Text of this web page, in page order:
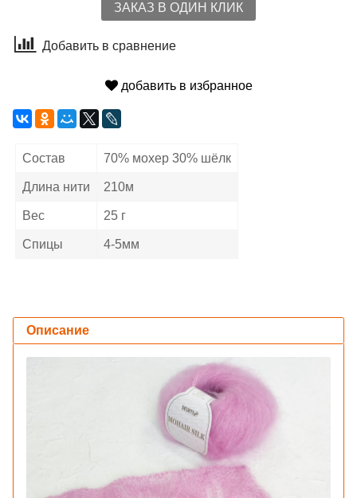
ЗАКАЗ В ОДИН КЛИК
Добавить в сравнение
добавить в избранное
Состав 70% мохер 30% шёлк
Длина нити 210м
Вес 25 г
Спицы 4-5мм
Описание